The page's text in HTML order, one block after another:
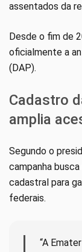
assentados da
Desde o fim de
oficialmente a
(DAP).
Cadastro
amplia
Segundo o
campanha
cadastral para
federais.
“A